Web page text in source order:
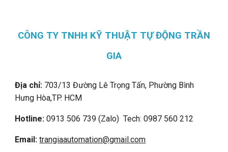
CÔNG TY TNHH KỸ THUẬT TỰ ĐỘNG TRẦN
GIA
Địa chỉ: 703/13 Đường Lê Trọng Tấn, Phường Bình
Hưng Hòa,TP. HCM
Hotline: 0913 506 739 (Zalo) Tech: 0987 560 212
Email:trangiaautomation@gmail.com